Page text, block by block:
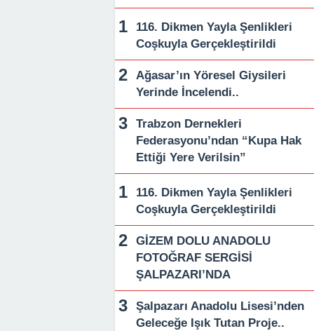
116. Dikmen Yayla Şenlikleri
Coşkuyla Gerçekleştirildi
Ağasar’ın Yöresel Giysileri
Yerinde İncelendi..
Trabzon Dernekleri
Federasyonu’ndan “Kupa Hak
Ettiği Yere Verilsin”
116. Dikmen Yayla Şenlikleri
Coşkuyla Gerçekleştirildi
GİZEM DOLU ANADOLU
FOTOĞRAF SERGİSİ
ŞALPAZARI’NDA
Şalpazarı Anadolu Lisesi’nden
Geleceğe Işık Tutan Proje..